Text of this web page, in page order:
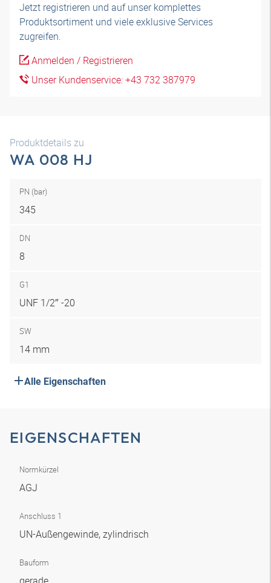
Jetzt registrieren und auf unser komplettes
Produktsortiment und viele exklusive Services
zugreifen.
Anmelden / Registrieren
Unser Kundenservice: +43 732 387979
Produktdetails zu
WA 008 HJ
PN (bar)
345
DN
8
G1
UNF 1/2″ -20
SW
14 mm
Alle Eigenschaften
EIGENSCHAFTEN
Normkürzel
AGJ
Anschluss 1
UN-Außengewinde, zylindrisch
Bauform